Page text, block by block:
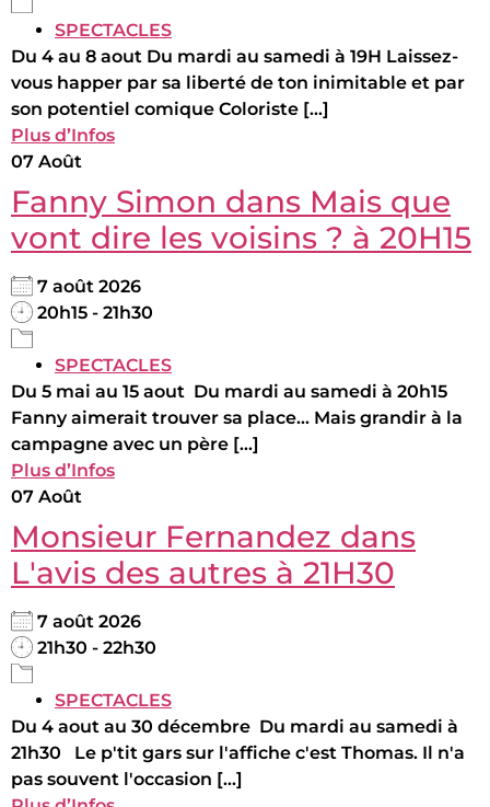
SPECTACLES
Du 4 au 8 aout Du mardi au samedi à 19H Laissez-
vous happer par sa liberté de ton inimitable et par
son potentiel comique Coloriste [...]
Plus d’Infos
07 Août
Fanny Simon dans Mais que
vont dire les voisins ? à 20H15
7 août 2026
20h15 - 21h30
SPECTACLES
Du 5 mai au 15 aout Du mardi au samedi à 20h15
Fanny aimerait trouver sa place... Mais grandir à la
campagne avec un père [...]
Plus d’Infos
07 Août
Monsieur Fernandez dans
L'avis des autres à 21H30
7 août 2026
21h30 - 22h30
SPECTACLES
Du 4 aout au 30 décembre Du mardi au samedi à
21h30 Le p'tit gars sur l'affiche c'est Thomas. Il n'a
pas souvent l'occasion [...]